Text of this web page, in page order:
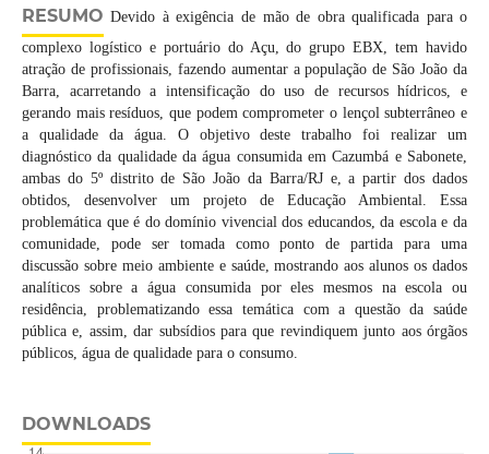
RESUMO Devido à exigência de mão de obra qualificada para o
complexo logístico e portuário do Açu, do grupo EBX, tem havido
atração de profissionais, fazendo aumentar a população de São João da
Barra, acarretando a intensificação do uso de recursos hídricos, e
gerando mais resíduos, que podem comprometer o lençol subterrâneo e
a qualidade da água. O objetivo deste trabalho foi realizar um
diagnóstico da qualidade da água consumida em Cazumbá e Sabonete,
ambas do 5º distrito de São João da Barra/RJ e, a partir dos dados
obtidos, desenvolver um projeto de Educação Ambiental. Essa
problemática que é do domínio vivencial dos educandos, da escola e da
comunidade, pode ser tomada como ponto de partida para uma
discussão sobre meio ambiente e saúde, mostrando aos alunos os dados
analíticos sobre a água consumida por eles mesmos na escola ou
residência, problematizando essa temática com a questão da saúde
pública e, assim, dar subsídios para que revindiquem junto aos órgãos
públicos, água de qualidade para o consumo.
DOWNLOADS